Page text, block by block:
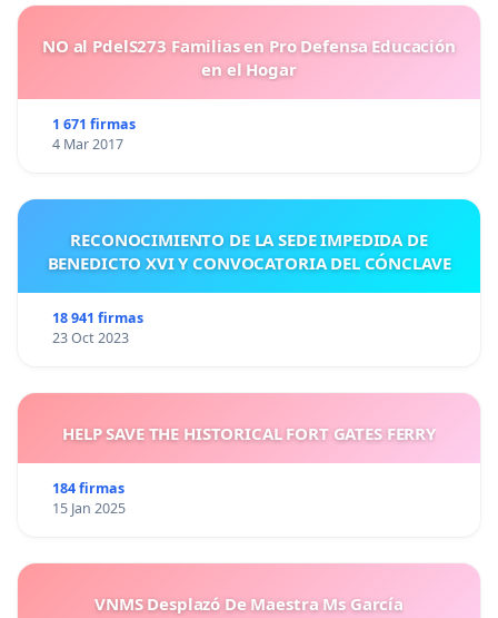
incertidumbre jurídica; garantizar la plena certeza
sobre la titularidad delmunus petrinum
Con observancia, Los siguientes firmantes.
NO al PdelS273 Familias en Pro Defensa Educación
en el Hogar
1 671 firmas
4 Mar 2017
RECONOCIMIENTO DE LA SEDE IMPEDIDA DE
BENEDICTO XVI Y CONVOCATORIA DEL CÓNCLAVE
18 941 firmas
23 Oct 2023
HELP SAVE THE HISTORICAL FORT GATES FERRY
184 firmas
15 Jan 2025
VNMS Desplazó De Maestra Ms García